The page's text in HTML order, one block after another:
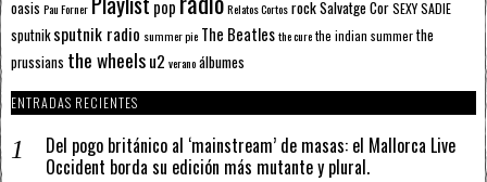
oasis Pau Forner pop Relatos CortosrockSalvatge CorSEXY SADIE
sputnik sputnik radio summer pie The Beatlesthe curethe indian summerthe
prussians the wheelsu2 veranoálbumes
ENTRADAS RECIENTES
Del pogo británico al ‘mainstream’ de masas: el Mallorca Live
Occident borda su edición más mutante y plural.